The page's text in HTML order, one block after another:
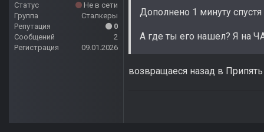
Статус
Не в сети
Группа
Сталкеры
Репутация
0
Сообщений
2
Регистрация
09.01.2026
Дополнено 1 минуту спустя
А где ты его нашел? Я на
возвращаеся назад в Припять